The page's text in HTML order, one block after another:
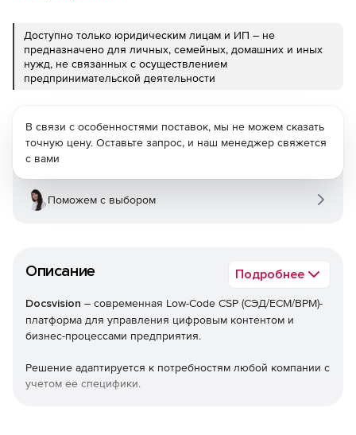
Доступно только юридическим лицам и ИП – не
предназначено для личных, семейных, домашних и иных
нужд, не связанных с осуществлением
предпринимательской деятельности
Описание Подробнее
Docsvision – современная Low-Code CSP (СЭД/ECM/BPM)-
платформа для управления цифровым контентом и
бизнес-процессами предприятия.
Решение адаптируется к потребностям любой компании с
учетом ее специфики.
В связи с особенностями поставок, мы не можем сказать
точную цену. Оставьте запрос, и наш менеджер свяжется
с вами
Поможем с выбором